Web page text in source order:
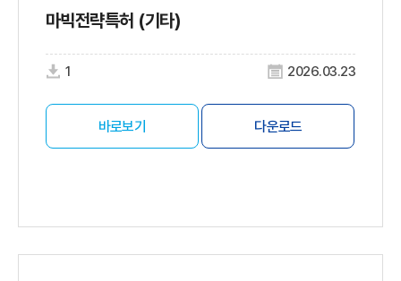
마빅전략특허 (기타)
1 2026.03.23
바로보기 다운로드